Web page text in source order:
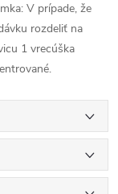
V prípade, že
rozdeliť na
1 vrecúška